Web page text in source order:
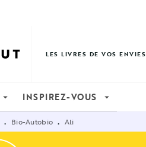
LES LIVRES DE VOS ENVIES
arrow_drop_down INSPIREZ-VOUS arrow_drop_down
• Bio-Autobio • Ali